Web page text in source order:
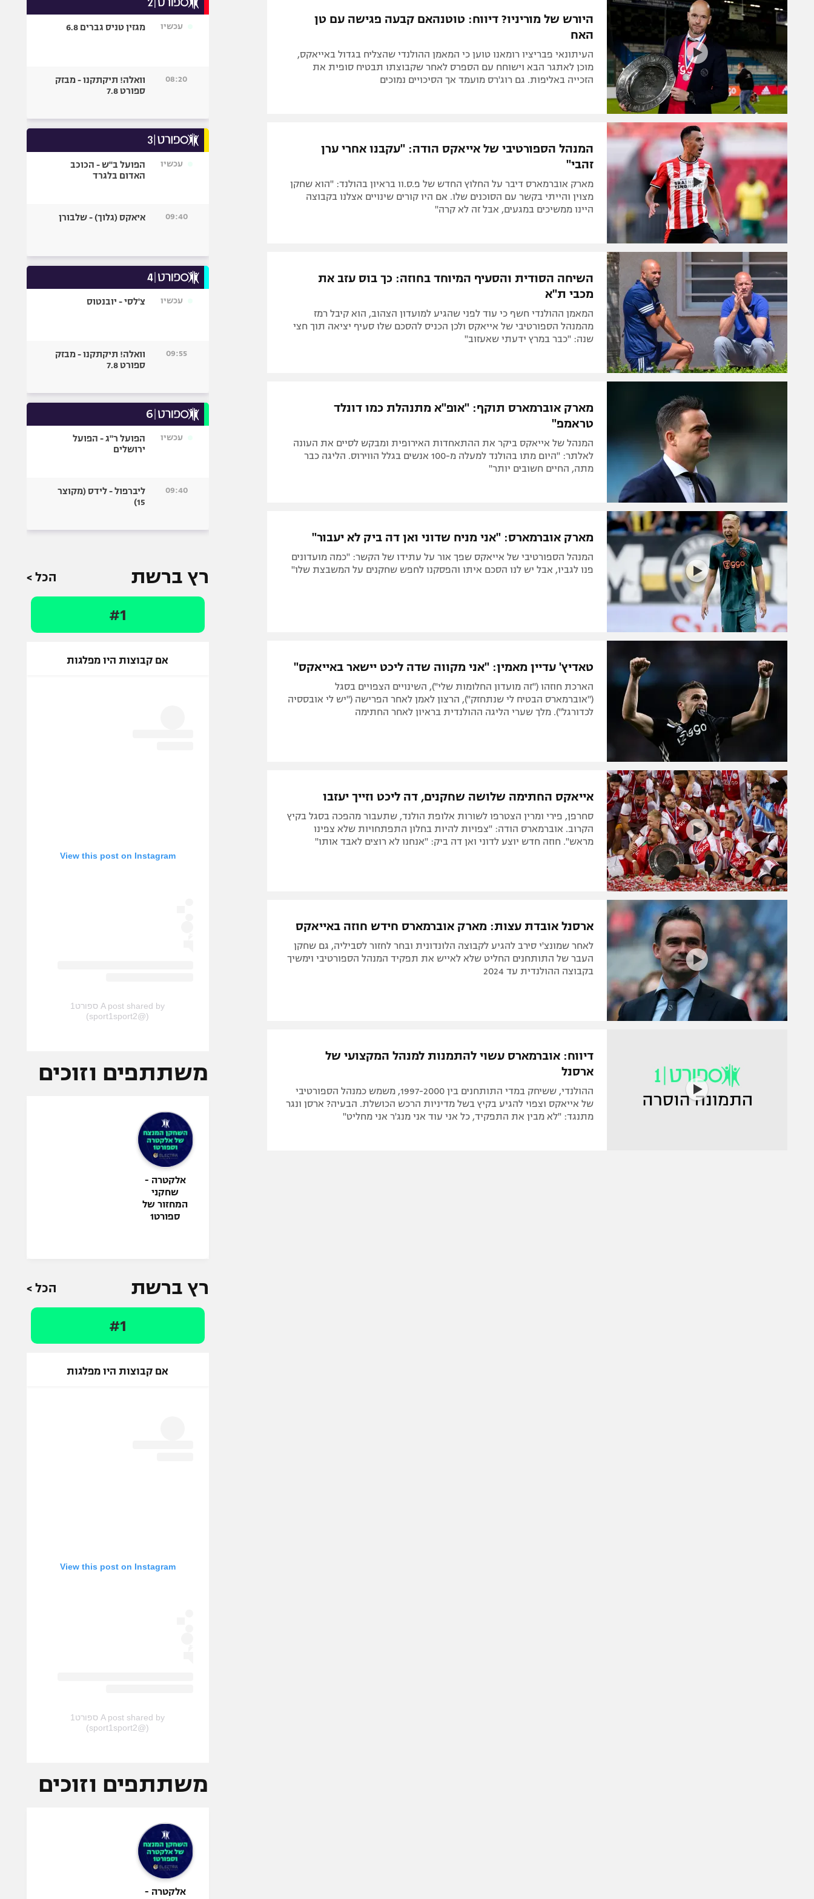
תקנון משתתפים וזוכים בפרסים
תקנון עבור פעילות אלקטרה
תקנון עבור פעילות ספורט 1 – "מרלן"
טניס
גיימינג E-Sports
תנאי שימוש
מדיניות פרטיות
תקנון פעילות ספורט 1
רשיון להקרנה פומבית לבית עסק
הצטרפות לחבילת הערוצים
לוח דרושים – ג'ובנט
תגיות
המגזין
מכבי נתניה
בני יהודה
ליגות נוספות
ספורט מוטורי
בייסבול MLB
גיימינג E-Sports
היורש של מוריניו? דיווח: טוטנהאם קבעה פגישה עם טן
האח
העיתונאי פבריציו רומאנו טוען כי המאמן ההולנדי שהצליח בגדול באייאקס,
מוכן לאתגר הבא וישוחח עם הספרס לאחר שקבוצתו תבטיח סופית את
הזכייה באליפות. גם רוג'רס מועמד אך הסיכויים נמוכים
המנהל הספורטיבי של אייאקס הודה: "עקבנו אחרי ערן
זהבי"
מארק אוברמארס דיבר על החלוץ החדש של פ.ס.וו בראיון בהולנד: "הוא שחקן
מצוין והייתי בקשר עם הסוכנים שלו. אם היו קורים שינויים אצלנו בקבוצה
היינו ממשיכים במגעים, אבל זה לא קרה"
השיחה הסודית והסעיף המיוחד בחוזה: כך בוס עזב את
מכבי ת"א
המאמן ההולנדי חשף כי עוד לפני שהגיע למועדון הצהוב, הוא קיבל רמז
מהמנהל הספורטיבי של אייאקס ולכן הכניס להסכם שלו סעיף יציאה תוך חצי
שנה: "כבר במרץ ידעתי שאעזוב"
מארק אוברמארס תוקף: "אופ"א מתנהלת כמו דונלד
טראמפ"
המנהל של אייאקס ביקר את ההתאחדות האירופית ומבקש לסיים את העונה
לאלתר: "היום מתו בהולנד למעלה מ-100 אנשים בגלל הווירוס. הליגה כבר
מתה, החיים חשובים יותר"
מארק אוברמארס: "אני מניח שדוני ואן דה ביק לא יעבור"
המנהל הספורטיבי של אייאקס שפך אור על עתידו של הקשר: "כמה מועדונים
פנו לגביו, אבל יש לנו הסכם איתו והפסקנו לחפש שחקנים על המשבצת שלו"
טאדיץ' עדיין מאמין: "אני מקווה שדה ליכט יישאר באייאקס"
הארכת חוזהו ("זה מועדון החלומות שלי"), השינויים הצפויים בסגל
("אוברמארס הבטיח לי שנתחזק"), הרצון לאמן לאחר הפרישה ("יש לי אובססיה
לכדורגל"). מלך שערי הליגה ההולנדית בראיון לאחר החתימה
אייאקס החתימה שלושה שחקנים, דה ליכט וזייך יעזבו
סחרפן, פירי ומרין הצטרפו לשורות אלופת הולנד, שתעבור מהפכה בסגל בקיץ
הקרוב. אוברמארס הודה: "צפויות להיות בחלון התפתחויות שלא צפינו
מראש". חוזה חדש יוצע לדוני ואן דה ביק: "אנחנו לא רוצים לאבד אותו"
ארסנל אובדת עצות: מארק אוברמארס חידש חוזה באייאקס
לאחר שמונצ'י סירב להגיע לקבוצה הלונדונית ובחר לחזור לסביליה, גם שחקן
העבר של התותחנים החליט שלא לאייש את תפקיד המנהל הספורטיבי וימשיך
בקבוצה ההולנדית עד 2024
דיווח: אוברמארס עשוי להתמנות למנהל המקצועי של
ארסנל
ההולנדי, ששיחק במדי התותחנים בין 1997-2000, משמש כמנהל הספורטיבי
של אייאקס וצפוי להגיע בקיץ בשל מדיניות הרכש הכושלת. הבעיה? ארסן ונגר
מתנגד: "לא מבין את התפקיד, כל אני עוד אני מנג'ר אני מחליט"
עכשיו מגזין טניס גברים 6.8
08:20
וואלה! תיקתקנו - מבזק
ספורט 7.8
עכשיו
הפועל ב"ש - הכוכב
האדום בלגרד
09:40 איאקס (גלוך) - שלבורן
עכשיו צ'לסי - יובנטוס
09:55
וואלה! תיקתקנו - מבזק
ספורט 7.8
עכשיו
הפועל ר"ג - הפועל
ירושלים
09:40
ליברפול - לידס (מקוצר
15)
רץ ברשת הכל >
#1
אם קבוצות היו מפלגות
View this post on Instagram
A post shared by ספורט1
(@sport1sport2)
משתתפים וזוכים
אלקטרה -
שחקני
המחזור של
ספורט1
רץ ברשת הכל >
#1
אם קבוצות היו מפלגות
View this post on Instagram
A post shared by ספורט1
(@sport1sport2)
משתתפים וזוכים
אלקטרה -